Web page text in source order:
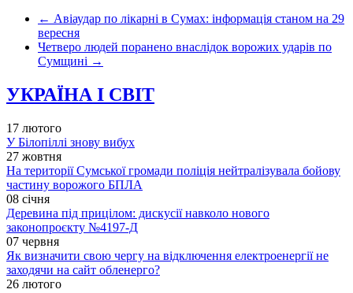
← Авіаудар по лікарні в Сумах: інформація станом на 29
вересня
Четверо людей поранено внаслідок ворожих ударів по
Сумщині →
УКРАЇНА І СВІТ
17 лютого
У Білопіллі знову вибух
27 жовтня
На території Сумської громади поліція нейтралізувала бойову
частину ворожого БПЛА
08 січня
Деревина під прицілом: дискусії навколо нового
законопроєкту №4197-Д
07 червня
Як визначити свою чергу на відключення електроенергії не
заходячи на сайт обленерго?
26 лютого